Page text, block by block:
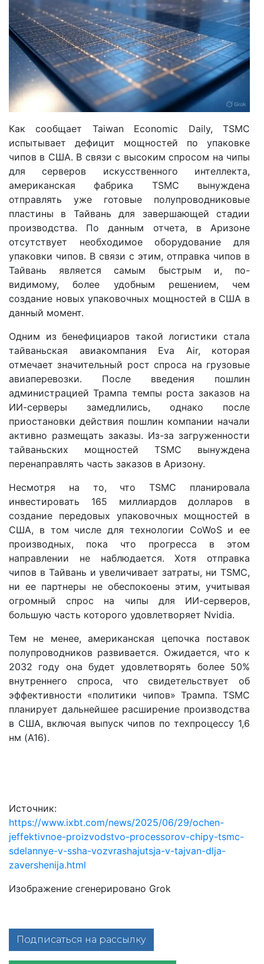
Как сообщает Taiwan Economic Daily, TSMC
испытывает дефицит мощностей по упаковке
чипов в США. В связи с высоким спросом на чипы
для серверов искусственного интеллекта,
американская фабрика TSMC вынуждена
отправлять уже готовые полупроводниковые
пластины в Тайвань для завершающей стадии
производства. По данным отчета, в Аризоне
отсутствует необходимое оборудование для
упаковки чипов. В связи с этим, отправка чипов в
Тайвань является самым быстрым и, по-
видимому, более удобным решением, чем
создание новых упаковочных мощностей в США в
данный момент.
Одним из бенефициаров такой логистики стала
тайваньская авиакомпания Eva Air, которая
отмечает значительный рост спроса на грузовые
авиаперевозки. После введения пошлин
администрацией Трампа темпы роста заказов на
ИИ-серверы замедлились, однако после
приостановки действия пошлин компании начали
активно размещать заказы. Из-за загруженности
тайваньских мощностей TSMC вынуждена
перенаправлять часть заказов в Аризону.
Несмотря на то, что TSMC планировала
инвестировать 165 миллиардов долларов в
создание передовых упаковочных мощностей в
США, в том числе для технологии CoWoS и ее
производных, пока что прогресса в этом
направлении не наблюдается. Хотя отправка
чипов в Тайвань и увеличивает затраты, ни TSMC,
ни ее партнеры не обеспокоены этим, учитывая
огромный спрос на чипы для ИИ-серверов,
большую часть которого удовлетворяет Nvidia.
Тем не менее, американская цепочка поставок
полупроводников развивается. Ожидается, что к
2032 году она будет удовлетворять более 50%
внутреннего спроса, что свидетельствует об
эффективности «политики чипов» Трампа. TSMC
планирует дальнейшее расширение производства
в США, включая выпуск чипов по техпроцессу 1,6
нм (A16).
Источник:
https://www.ixbt.com/news/2025/06/29/ochen-
jeffektivnoe-proizvodstvo-processorov-chipy-tsmc-
sdelannye-v-ssha-vozvrashajutsja-v-tajvan-dlja-
zavershenija.html
Изображение сгенерировано Grok
Подписаться на рассылку